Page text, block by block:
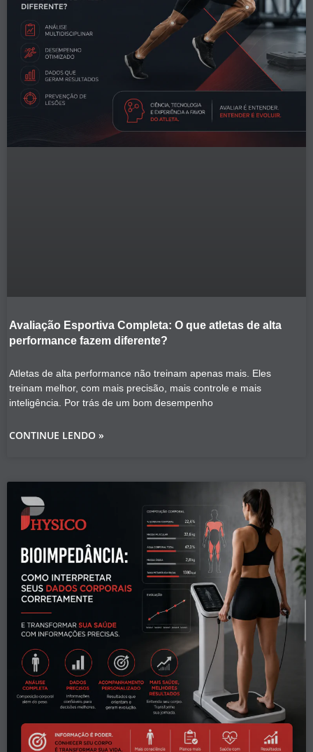
Avaliação Esportiva Completa: O que atletas de alta
performance fazem diferente?
Atletas de alta performance não treinam apenas mais. Eles
treinam melhor, com mais precisão, mais controle e mais
inteligência. Por trás de um bom desempenho
CONTINUE LENDO »